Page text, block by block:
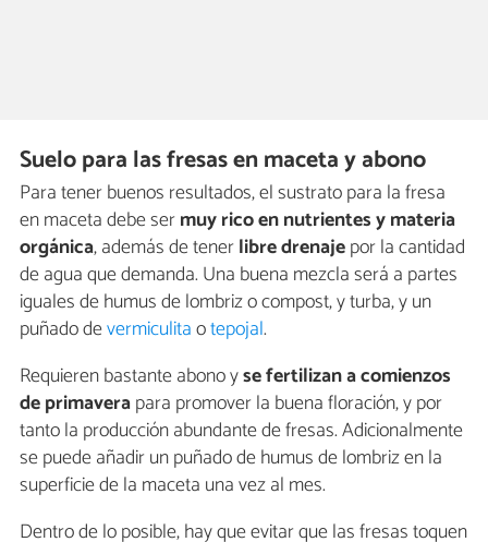
Suelo para las fresas en maceta y abono
Para tener buenos resultados, el sustrato para la fresa
en maceta debe sermuy rico en nutrientes y materia
orgánica, además de tenerlibre drenajepor la cantidad
de agua que demanda. Una buena mezcla será a partes
iguales de humus de lombriz o compost, y turba, y un
puñado devermiculitaotepojal.
Requieren bastante abono yse fertilizan a comienzos
de primaverapara promover la buena floración, y por
tanto la producción abundante de fresas. Adicionalmente
se puede añadir un puñado de humus de lombriz en la
superficie de la maceta una vez al mes.
Dentro de lo posible, hay que evitar que las fresas toquen